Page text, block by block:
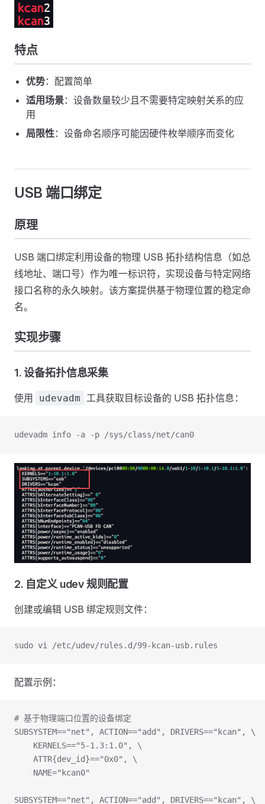
特点
优势：配置简单
适用场景：设备数量较少且不需要特定映射关系的应
用
局限性：设备命名顺序可能因硬件枚举顺序而变化
USB 端口绑定
原理
USB 端口绑定利用设备的物理 USB 拓扑结构信息（如总
线地址、端口号）作为唯一标识符，实现设备与特定网络
接口名称的永久映射。该方案提供基于物理位置的稳定命
名。
实现步骤
1. 设备拓扑信息采集
使用 udevadm 工具获取目标设备的 USB 拓扑信息：
udevadm info -a -p /sys/class/net/can0
2. 自定义 udev 规则配置
创建或编辑 USB 绑定规则文件：
sudo vi /etc/udev/rules.d/99-kcan-usb.rules
配置示例：
# 基于物理端口位置的设备绑定
SUBSYSTEM=="net", ACTION=="add", DRIVERS=="kcan", \
    KERNELS=="5-1.3:1.0", \
    ATTR{dev_id}=="0x0", \
    NAME="kcan0"
SUBSYSTEM=="net", ACTION=="add", DRIVERS=="kcan", \